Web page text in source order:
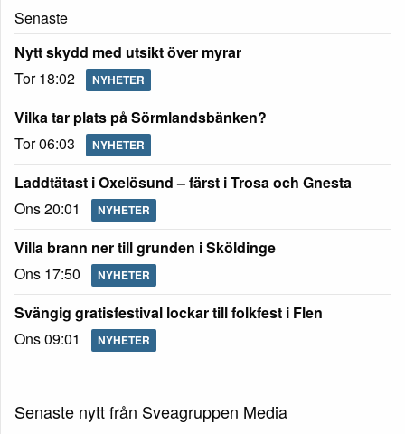
Senaste
Nytt skydd med utsikt över myrar
Tor 18:02
NYHETER
Vilka tar plats på Sörmlandsbänken?
Tor 06:03
NYHETER
Laddtätast i Oxelösund – färst i Trosa och Gnesta
Ons 20:01
NYHETER
Villa brann ner till grunden i Sköldinge
Ons 17:50
NYHETER
Svängig gratisfestival lockar till folkfest i Flen
Ons 09:01
NYHETER
Senaste nytt från Sveagruppen Media